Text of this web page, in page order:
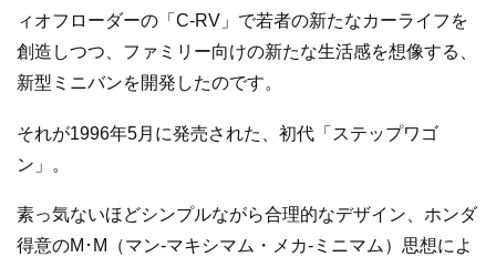
ィオフローダーの「C-RV」で若者の新たなカーライフを
創造しつつ、ファミリー向けの新たな生活感を想像する、
新型ミニバンを開発したのです。
それが1996年5月に発売された、初代「ステップワゴ
ン」。
素っ気ないほどシンプルながら合理的なデザイン、ホンダ
得意のM･M（マン-マキシマム・メカ-ミニマム）思想によ